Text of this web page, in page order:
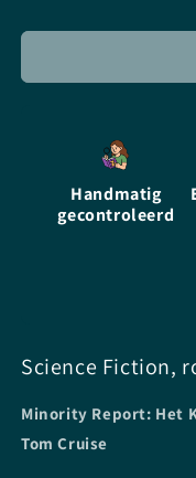
report
Phillip
paperback
Nederlands
-
Handmatig
gecontroleerd
Science Fiction,
Minority Report: Het
Tom Cruise